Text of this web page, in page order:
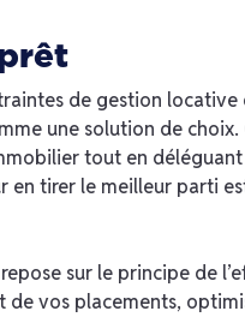
de gestion
une solution de
tout en
en tirer le meilleur parti
sur le principe de
de vos placements,